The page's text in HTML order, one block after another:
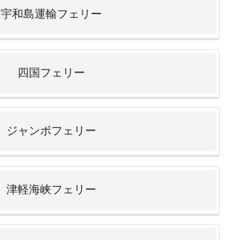
宇和島運輸フェリー
四国フェリー
ジャンボフェリー
津軽海峡フェリー